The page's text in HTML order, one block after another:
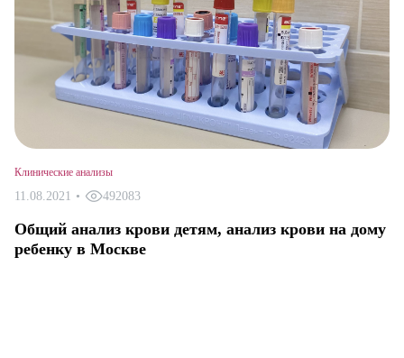
Клинические анализы
11.08.2021 • 492083
Общий анализ крови детям, анализ крови на дому
ребенку в Москве